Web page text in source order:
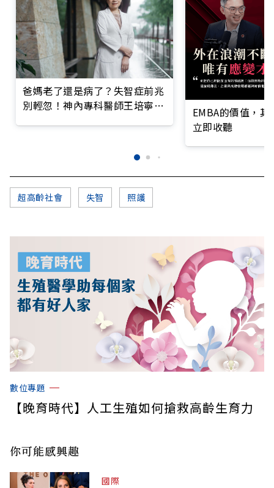
爸媽老了還是病了？失智症前兆
別輕忽！神內專科醫師王培寧呼
EMBA的價值，
立即收聽
超高齡社會 失智 照護
數位專題
【晚育時代】人工生殖如何搶救高齡生育力
你可能感興趣
國際